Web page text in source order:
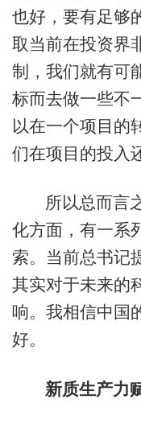
也好，要有足够
取当前在投资界
制，我们就有可
标而去做一些不
以在一个项目的
们在项目的投入
所以总而言
化方面，有一系
索。当前总书记
其实对于未来的
响。我相信中国
好。
新质生产力